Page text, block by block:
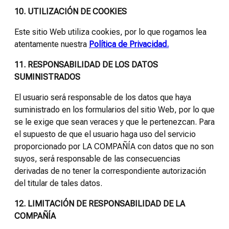
10. UTILIZACIÓN DE COOKIES
Este sitio Web utiliza cookies, por lo que rogamos lea
atentamente nuestra Política de Privacidad.
11. RESPONSABILIDAD DE LOS DATOS
SUMINISTRADOS
El usuario será responsable de los datos que haya
suministrado en los formularios del sitio Web, por lo que
se le exige que sean veraces y que le pertenezcan. Para
el supuesto de que el usuario haga uso del servicio
proporcionado por LA COMPAÑÍA con datos que no son
suyos, será responsable de las consecuencias
derivadas de no tener la correspondiente autorización
del titular de tales datos.
12. LIMITACIÓN DE RESPONSABILIDAD DE LA
COMPAÑÍA